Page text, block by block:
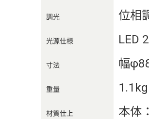
調光 位相
光源仕様 LED
寸法 幅
重量 1.1kg
材質仕上
本体